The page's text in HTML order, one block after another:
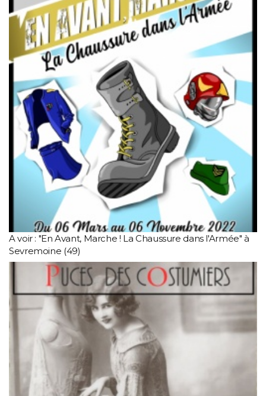
A voir : "En Avant, Marche ! La Chaussure dans l'Armée" à
Sevremoine (49)